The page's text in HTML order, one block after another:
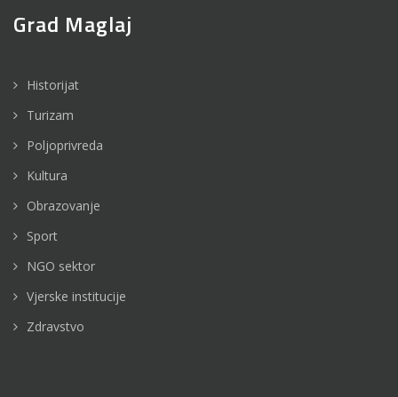
Grad Maglaj
Historijat
Turizam
Poljoprivreda
Kultura
Obrazovanje
Sport
NGO sektor
Vjerske institucije
Zdravstvo